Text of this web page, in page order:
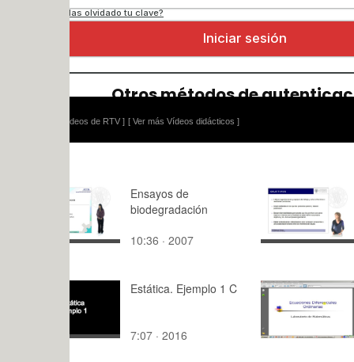
[ Ver más Vídeos didácticos ]
Ensayos de
biodegradación
10:36 · 2007
Curso
para el
6:40 · 2008
Estática. Ejemplo 1 C
7:07 · 2016
Tema 8.
ordinarias.
3:03 · 2015